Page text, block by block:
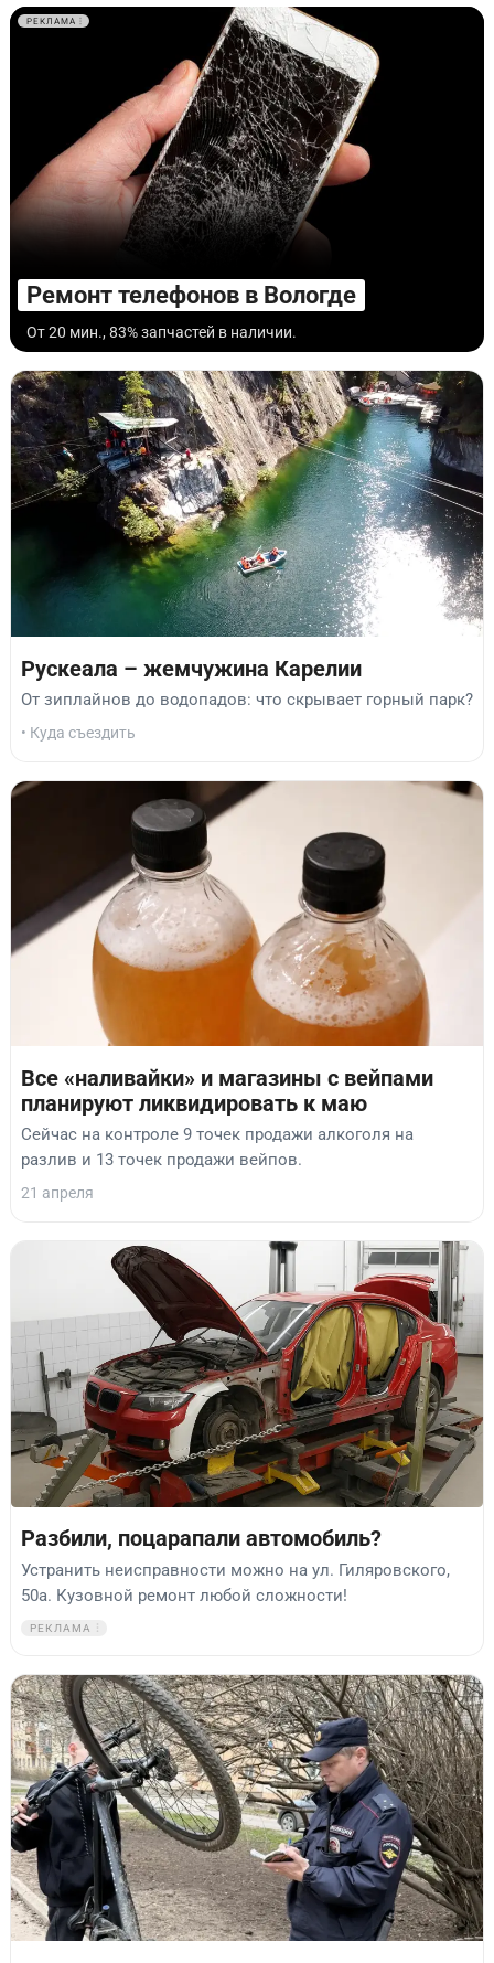
РЕКЛАМА
Ремонт телефонов в Вологде
От 20 мин., 83% запчастей в наличии.
Рускеала – жемчужина Карелии
От зиплайнов до водопадов: что скрывает горный парк?
• Куда съездить
Все «наливайки» и магазины с вейпами
планируют ликвидировать к маю
Сейчас на контроле 9 точек продажи алкоголя на
разлив и 13 точек продажи вейпов.
21 апреля
Разбили, поцарапали автомобиль?
Устранить неисправности можно на ул. Гиляровского,
50а. Кузовной ремонт любой сложности!
РЕКЛАМА